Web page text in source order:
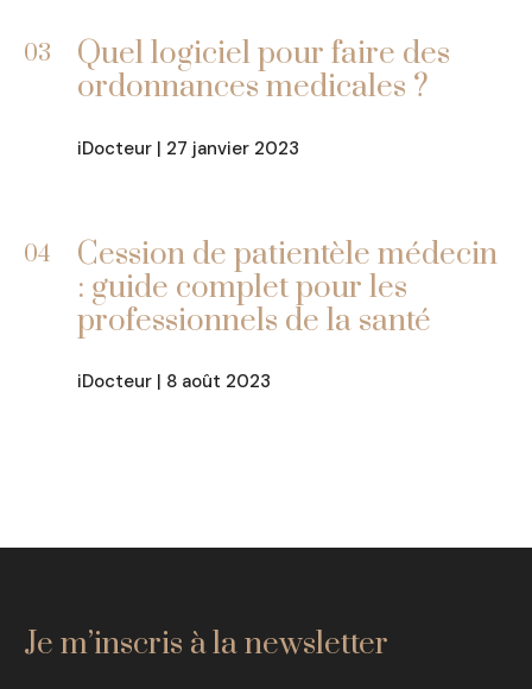
03
Quel logiciel pour faire des
ordonnances medicales ?
iDocteur | 27 janvier 2023
04
Cession de patientèle médecin
: guide complet pour les
professionnels de la santé
iDocteur | 8 août 2023
Je m’inscris à la newsletter